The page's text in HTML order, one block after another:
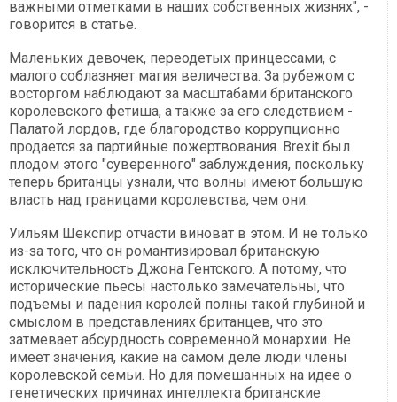
важными отметками в наших собственных жизнях", -
говорится в статье.
Маленьких девочек, переодетых принцессами, с
малого соблазняет магия величества. За рубежом с
восторгом наблюдают за масштабами британского
королевского фетиша, а также за его следствием -
Палатой лордов, где благородство коррупционно
продается за партийные пожертвования. Brexit был
плодом этого "суверенного" заблуждения, поскольку
теперь британцы узнали, что волны имеют большую
власть над границами королевства, чем они.
Уильям Шекспир отчасти виноват в этом. И не только
из-за того, что он романтизировал британскую
исключительность Джона Гентского. А потому, что
исторические пьесы настолько замечательны, что
подъемы и падения королей полны такой глубиной и
смыслом в представлениях британцев, что это
затмевает абсурдность современной монархии. Не
имеет значения, какие на самом деле люди члены
королевской семьи. Но для помешанных на идее о
генетических причинах интеллекта британские